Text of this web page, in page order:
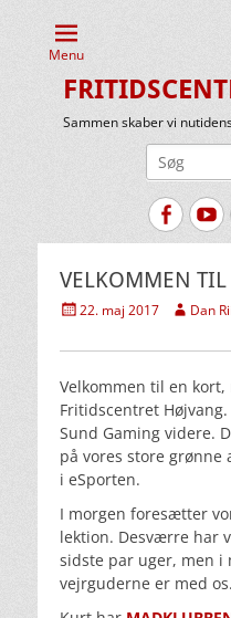
Menu
Sammen skaber vi
VELKOMMEN TIL
Udgivet
22. maj 2017 Forfatter
Dan
Velkommen til en
Fritidscentret
Sund Gaming videre.
på vores store
i eSporten.
I morgen foresætter
lektion. Desværre har
sidste par uger, men i
vejrguderne er med os.